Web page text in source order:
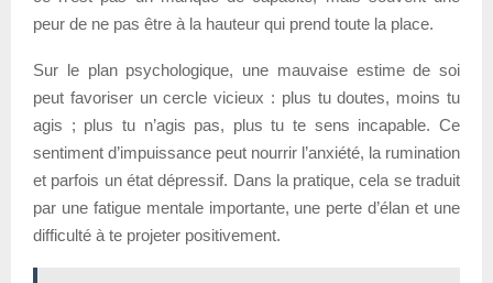
peur de ne pas être à la hauteur qui prend toute la place.
Sur le plan psychologique, une mauvaise estime de soi
peut favoriser un cercle vicieux : plus tu doutes, moins tu
agis ; plus tu n’agis pas, plus tu te sens incapable. Ce
sentiment d’impuissance peut nourrir l’anxiété, la rumination
et parfois un état dépressif. Dans la pratique, cela se traduit
par une fatigue mentale importante, une perte d’élan et une
difficulté à te projeter positivement.